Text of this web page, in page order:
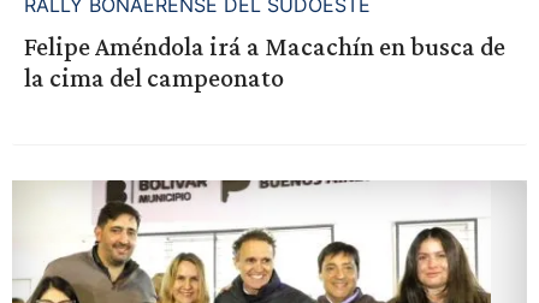
Felipe Améndola irá a Macachín en busca de
la cima del campeonato